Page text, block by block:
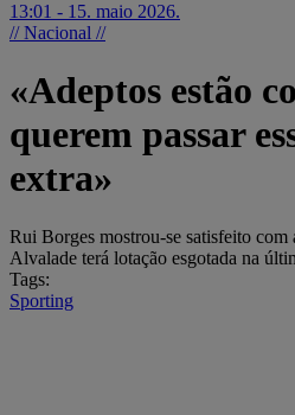
13:01 - 15. maio 2026.
// Nacional //
«Adeptos estão
querem passar
extra»
Rui Borges mostrou-se satisfeito com
Alvalade terá lotação esgotada na
Tags:
Sporting